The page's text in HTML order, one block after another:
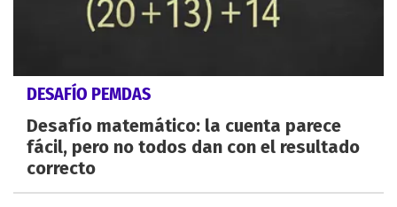
DESAFÍO PEMDAS
Desafío matemático: la cuenta parece
fácil, pero no todos dan con el resultado
correcto